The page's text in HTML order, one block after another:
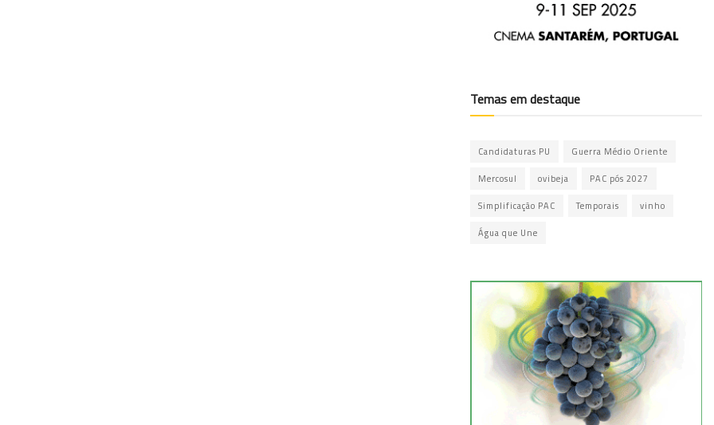
Temas em destaque
Candidaturas PU Guerra Médio Oriente
Mercosul ovibeja PAC pós 2027
Simplificação PAC Temporais vinho
Água que Une